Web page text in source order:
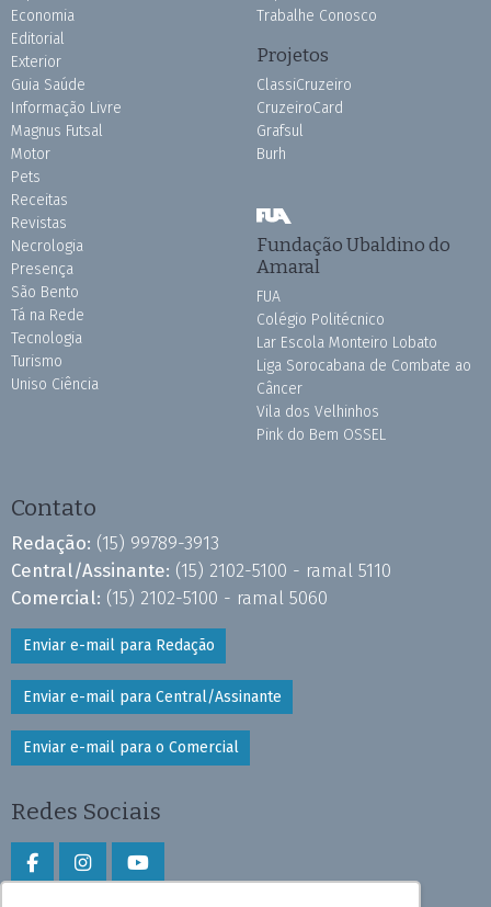
Economia
Editorial
Exterior
Guia Saúde
Informação Livre
Magnus Futsal
Motor
Pets
Receitas
Revistas
Necrologia
Presença
São Bento
Tá na Rede
Tecnologia
Turismo
Uniso Ciência
Trabalhe Conosco
Projetos
ClassiCruzeiro
CruzeiroCard
Grafsul
Burh
Fundação Ubaldino do
Amaral
FUA
Colégio Politécnico
Lar Escola Monteiro Lobato
Liga Sorocabana de Combate ao
Câncer
Vila dos Velhinhos
Pink do Bem OSSEL
Contato
Redação: (15) 99789-3913
Central/Assinante: (15) 2102-5100 - ramal 5110
Comercial: (15) 2102-5100 - ramal 5060
Enviar e-mail para Redação
Enviar e-mail para Central/Assinante
Enviar e-mail para o Comercial
Redes Sociais